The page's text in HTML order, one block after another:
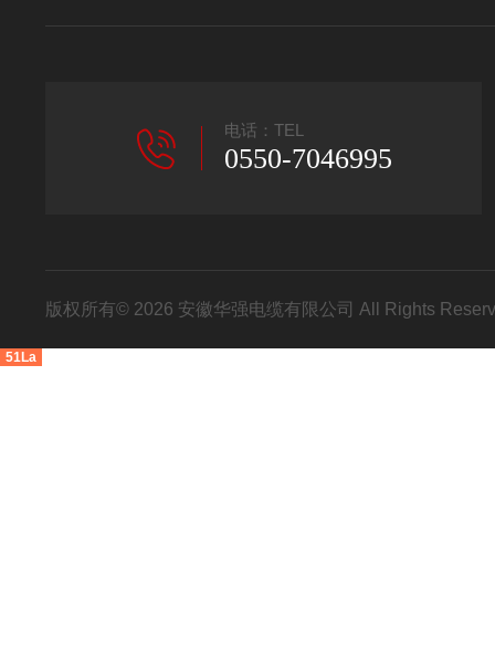
电话：TEL
0550-7046995
版权所有© 2026 安徽华强电缆有限公司 All Rights
51La